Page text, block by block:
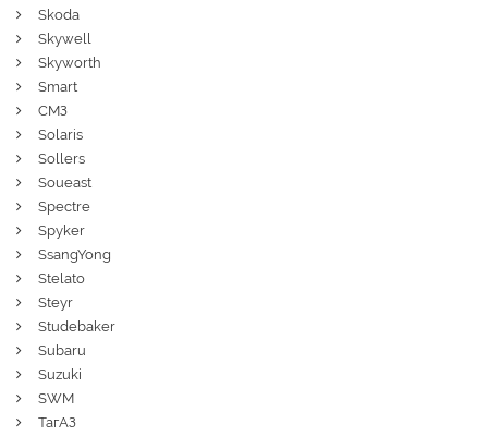
Skoda
Skywell
Skyworth
Smart
СМЗ
Solaris
Sollers
Soueast
Spectre
Spyker
SsangYong
Stelato
Steyr
Studebaker
Subaru
Suzuki
SWM
ТагАЗ